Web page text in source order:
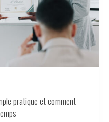
pratique et comment